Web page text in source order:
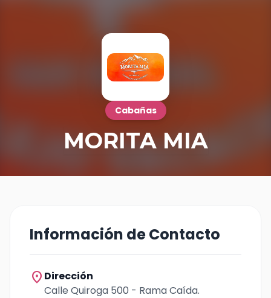
Cabañas
MORITA MIA
Información de Contacto
location_on Dirección
Calle Quiroga 500 - Rama Caída.